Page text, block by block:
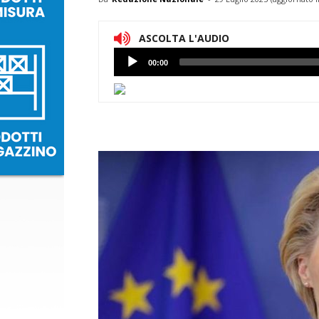
ASCOLTA L'AUDIO
Lettore
Audio
00:00